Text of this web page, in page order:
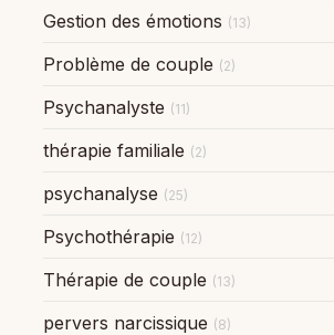
Gestion des émotions (13)
Problème de couple (2)
Psychanalyste (11)
thérapie familiale (2)
psychanalyse (25)
Psychothérapie (12)
Thérapie de couple (13)
pervers narcissique (8)